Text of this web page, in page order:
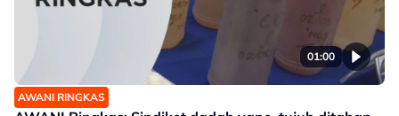
01:00
AWANI RINGKAS